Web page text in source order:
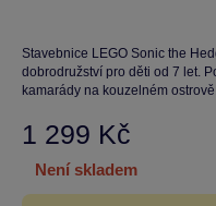
Stavebnice LEGO Sonic the
dobrodružství pro děti od 7 let.
kamarády na kouzelném
1 299 Kč
není skladem